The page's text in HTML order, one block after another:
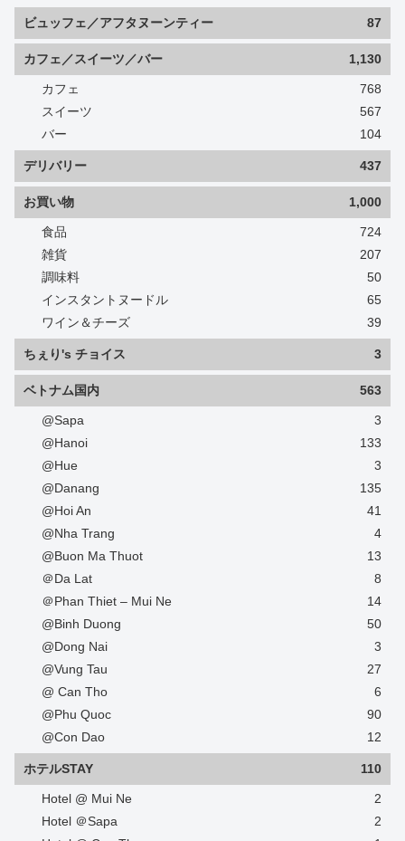
ビュッフェ／アフタヌーンティー 87
カフェ／スイーツ／バー 1,130
カフェ
768
スイーツ
567
バー
104
デリバリー 437
お買い物 1,000
食品
724
雑貨
207
調味料
50
インスタントヌードル
65
ワイン＆チーズ
39
ちぇり's チョイス 3
ベトナム国内 563
@Sapa
3
@Hanoi
133
@Hue
3
@Danang
135
@Hoi An
41
@Nha Trang
4
@Buon Ma Thuot
13
＠Da Lat
8
＠Phan Thiet – Mui Ne
14
@Binh Duong
50
@Dong Nai
3
@Vung Tau
27
@ Can Tho
6
@Phu Quoc
90
@Con Dao
12
ホテルSTAY 110
Hotel @ Mui Ne
2
Hotel ＠Sapa
2